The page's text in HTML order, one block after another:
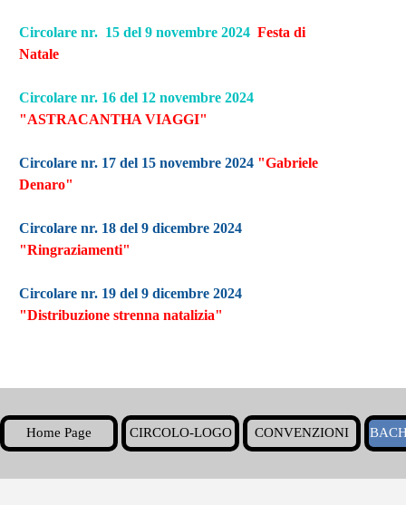
Circolare nr. 15 del 9 novembre 2024 Festa di
Natale
Circolare nr. 16 del 12 novembre 2024
"ASTRACANTHA VIAGGI"
Circolare nr. 17 del 15 novembre 2024 "Gabriele
Denaro"
Circolare nr. 18 del 9 dicembre 2024
"Ringraziamenti"
Circolare nr. 19 del 9 dicembre 2024
"Distribuzione strenna natalizia"
Home Page CIRCOLO-LOGO ▼
CONVENZIONI